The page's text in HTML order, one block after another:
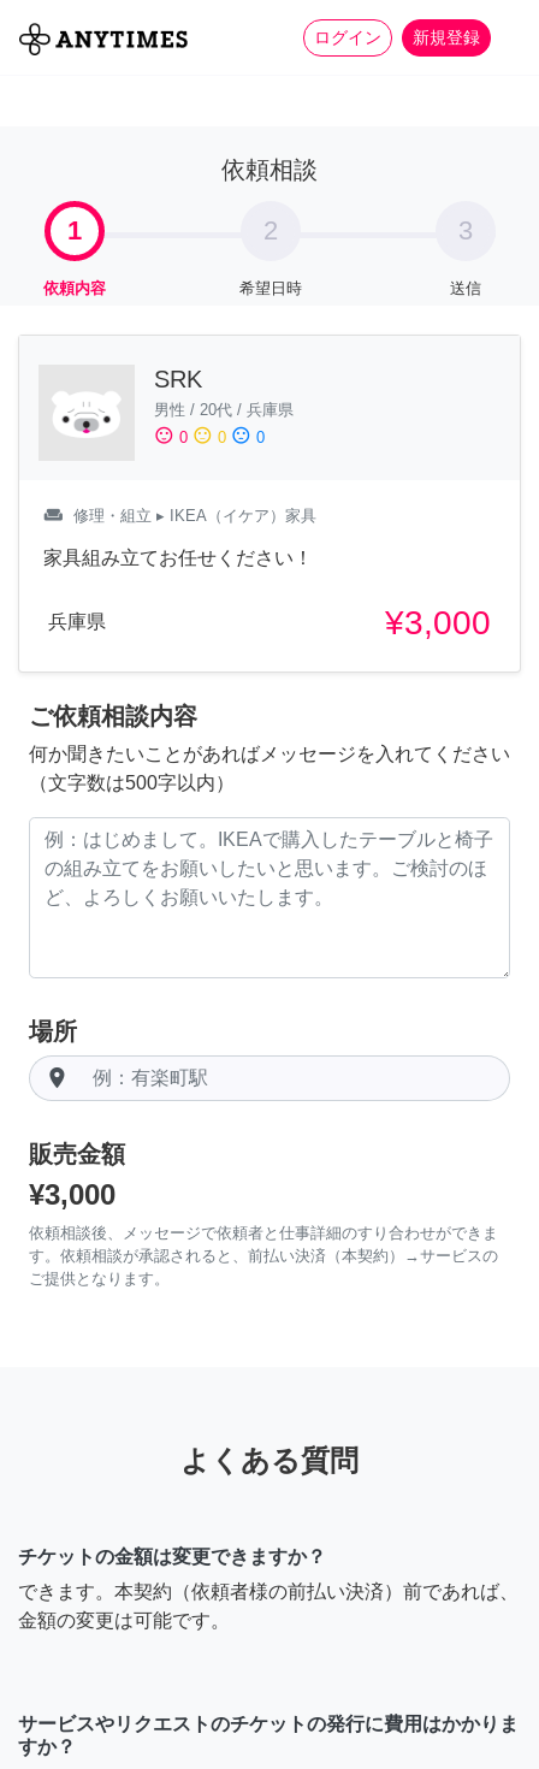
ログイン 新規登録
全て 家事 more_horiz
依頼相談
1
依頼内容
2
希望日時
3
送信
SRK
男性 / 20代 / 兵庫県
sentiment_satisfied 0 sentiment_neutral 0 sentiment_dissatisfied 0
weekend 修理・組立 ▸ IKEA（イケア）家具
家具組み立てお任せください！
兵庫県 ¥3,000
ご依頼相談内容
何か聞きたいことがあればメッセージを入れてください
（文字数は500字以内）
場所
room
販売金額
¥3,000
依頼相談後、メッセージで依頼者と仕事詳細のすり合わせができま
す。依頼相談が承認されると、前払い決済（本契約）→サービスの
ご提供となります。
よくある質問
チケットの金額は変更できますか？
できます。本契約（依頼者様の前払い決済）前であれば、
金額の変更は可能です。
サービスやリクエストのチケットの発行に費用はかかりま
すか？